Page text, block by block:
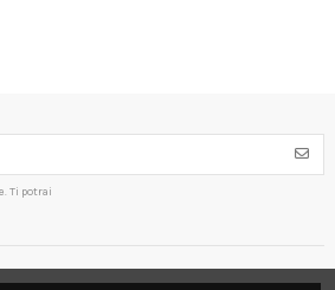
Ti potrai